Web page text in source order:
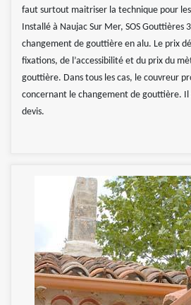
faut surtout maitriser la technique pour
Installé à Naujac Sur Mer, SOS Gouttières
changement de gouttière en alu. Le prix
fixations, de l’accessibilité et du prix du
gouttière. Dans tous les cas, le couvreur
concernant le changement de gouttière. Il
devis.